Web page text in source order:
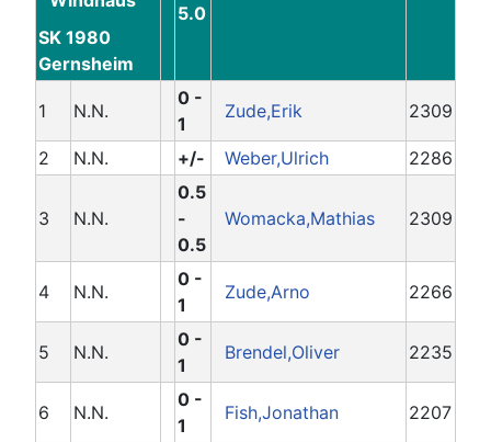
SK 1980
Gernsheim
5.0
1 N.N.
0 -
1
Zude,Erik 2309
2 N.N. +/- Weber,Ulrich 2286
3 N.N.
0.5
-
0.5
Womacka,Mathias 2309
4 N.N.
0 -
1
Zude,Arno 2266
5 N.N.
0 -
1
Brendel,Oliver 2235
6 N.N.
0 -
1
Fish,Jonathan 2207